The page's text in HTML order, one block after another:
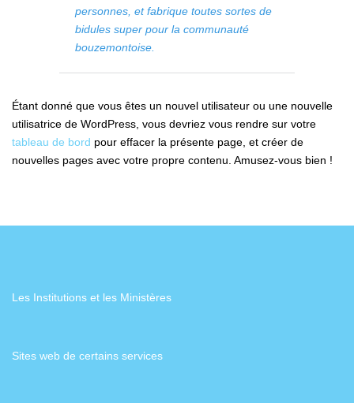
personnes, et fabrique toutes sortes de
bidules super pour la communauté
bouzemontoise.
Étant donné que vous êtes un nouvel utilisateur ou une nouvelle
utilisatrice de WordPress, vous devriez vous rendre sur votre
tableau de bord pour effacer la présente page, et créer de
nouvelles pages avec votre propre contenu. Amusez-vous bien !
Les Institutions et les Ministères
Sites web de certains services